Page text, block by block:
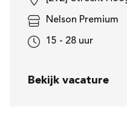
Nelson Premium
15 - 28 uur
Bekijk vacature